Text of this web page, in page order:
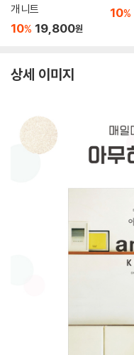
개 니트
10% 19,800원
10%
상세 이미지